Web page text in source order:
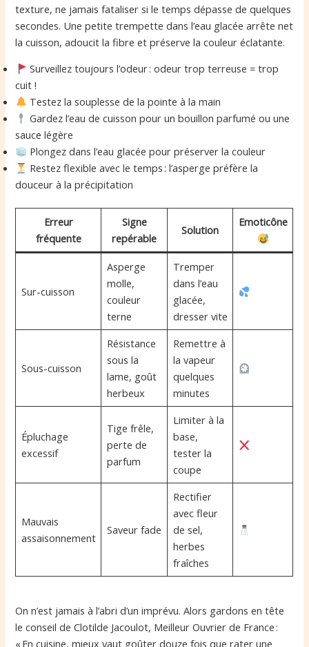
texture, ne jamais fataliser si le temps dépasse de quelques
secondes. Une petite trempette dans l’eau glacée arrête net
la cuisson, adoucit la fibre et préserve la couleur éclatante.
Surveillez toujours l’odeur : odeur trop terreuse = trop
cuit !
Testez la souplesse de la pointe à la main
Gardez l’eau de cuisson pour un bouillon parfumé ou une
sauce légère
Plongez dans l’eau glacée pour préserver la couleur
Restez flexible avec le temps : l’asperge préfère la
douceur à la précipitation
Erreur
fréquente
Signe
repérable
Solution
Emoticône
Sur-cuisson
Asperge
molle,
couleur
terne
Tremper
dans l’eau
glacée,
dresser vite
Sous-cuisson
Résistance
sous la
lame, goût
herbeux
Remettre à
la vapeur
quelques
minutes
Épluchage
excessif
Tige frêle,
perte de
parfum
Limiter à la
base,
tester la
coupe
Mauvais
assaisonnement
Saveur fade
Rectifier
avec fleur
de sel,
herbes
fraîches
On n’est jamais à l’abri d’un imprévu. Alors gardons en tête
le conseil de Clotilde Jacoulot, Meilleur Ouvrier de France :
« En cuisine, mieux vaut goûter douze fois que rater une